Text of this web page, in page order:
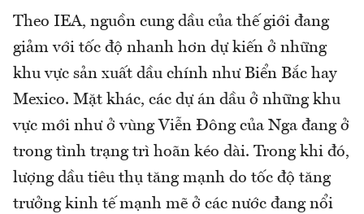
Theo IEA, nguồn cung dầu của thế giới đang
giảm với tốc độ nhanh hơn dự kiến ở những
khu vực sản xuất dầu chính như Biển Bắc hay
Mexico. Mặt khác, các dự án dầu ở những khu
vực mới như ở vùng Viễn Đông của Nga đang ở
trong tình trạng trì hoãn kéo dài. Trong khi đó,
lượng dầu tiêu thụ tăng mạnh do tốc độ tăng
trưởng kinh tế mạnh mẽ ở các nước đang nổi